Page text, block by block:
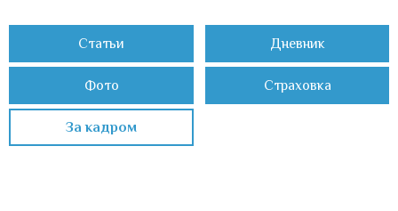
Статьи Дневник
Фото Страховка
За кадром